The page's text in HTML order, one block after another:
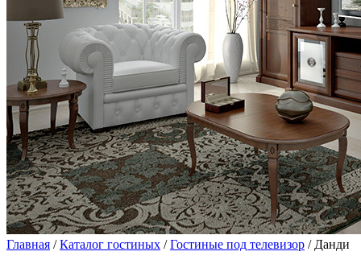
Главная /Каталог гостиных /Гостиные под телевизор / Данди